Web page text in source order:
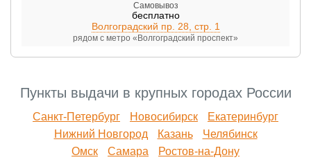
Самовывоз
бесплатно
Волгоградский пр. 28, стр. 1
рядом с метро «Волгоградский проспект»
Пункты выдачи в крупных городах России
Санкт-Петербург Новосибирск
Екатеринбург
Нижний Новгород
Казань
Челябинск
Омск
Самара
Ростов-на-Дону